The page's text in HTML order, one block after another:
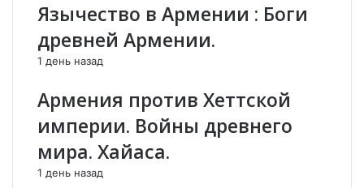
н
н
е
м
я
с
к
у
р
ж
ё
Язычество в Армении : Боги
древней Армении.
1 день назад
Армения против Хеттской
империи. Войны древнего
мира. Хайаса.
1 день назад